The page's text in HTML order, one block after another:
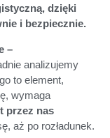
dzięki
i bezpiecznie.
–
analizujemy
to element,
wymaga
przez nas
aż po rozładunek.